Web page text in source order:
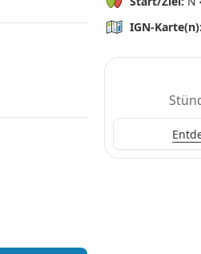
IGN-Karte(n):